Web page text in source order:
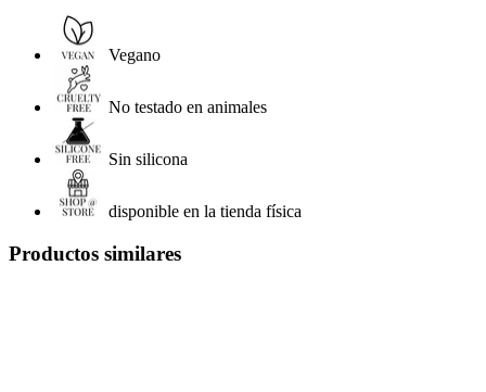
Vegano
No testado en animales
Sin silicona
disponible en la tienda física
Productos similares